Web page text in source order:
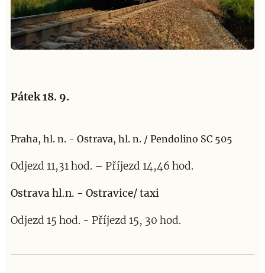
Pátek 18. 9.
Praha, hl. n. - Ostrava, hl. n. / Pendolino SC 505
Odjezd 11,31 hod. – Příjezd 14,46 hod.
Ostrava hl.n. - Ostravice/ taxi
Odjezd 15 hod. - Příjezd 15, 30 hod.